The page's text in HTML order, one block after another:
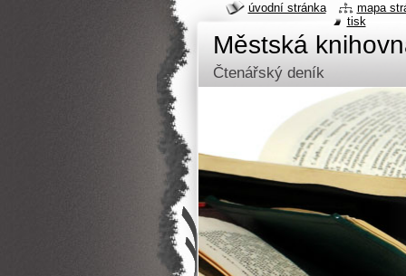
Městská
Čtenářský deník
úvodní stránka mapa
tisk